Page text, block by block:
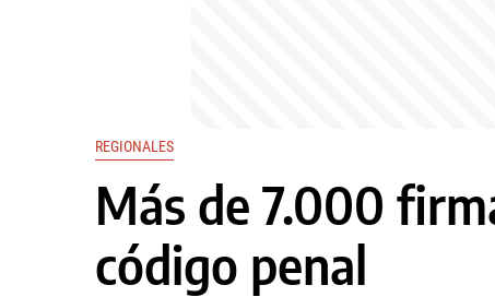
REGIONALES
Más de 7.000
código penal